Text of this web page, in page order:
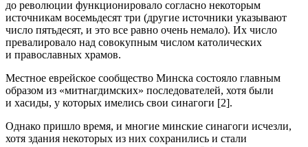
до революции функционировало согласно некоторым
источникам восемьдесят три (другие источники указывают
число пятьдесят, и это все равно очень немало). Их число
превалировало над совокупным числом католических
и православных храмов.
Местное еврейское сообщество Минска состояло главным
образом из «митнагдимских» последователей, хотя были
и хасиды, у которых имелись свои синагоги [2].
Однако пришло время, и многие минские синагоги исчезли,
хотя здания некоторых из них сохранились и стали